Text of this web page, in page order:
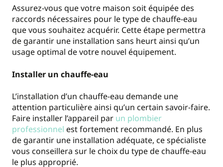
Assurez-vous que votre maison soit équipée des
raccords nécessaires pour le type de chauffe-eau
que vous souhaitez acquérir. Cette étape permettra
de garantir une installation sans heurt ainsi qu’un
usage optimal de votre nouvel équipement.
Installer un chauffe-eau
L’installation d’un chauffe-eau demande une
attention particulière ainsi qu’un certain savoir-faire.
Faire installer l’appareil par un plombier
professionnel est fortement recommandé. En plus
de garantir une installation adéquate, ce spécialiste
vous conseillera sur le choix du type de chauffe-eau
le plus approprié.